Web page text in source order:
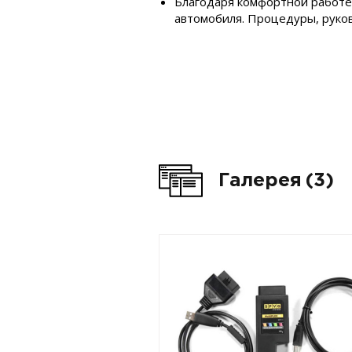
автомобиля. Процедуры,
Галерея (3)